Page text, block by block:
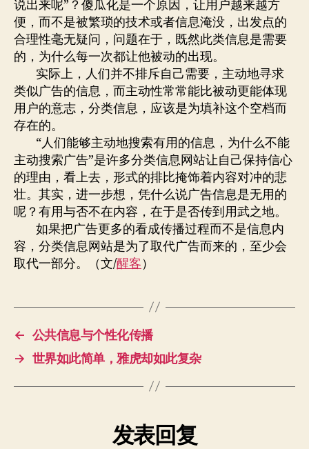
说出来呢”？傻瓜化是一个原因，让用户越来越方
便，而不是被繁琐的技术或者信息淹没，出发点的
合理性毫无疑问，问题在于，既然此类信息是需要
的，为什么每一次都让他被动的出现。
实际上，人们并不排斥自己需要，主动地寻求
类似广告的信息，而主动性常常能比被动更能体现
用户的意志，分类信息，应该是为填补这个空档而
存在的。
“人们能够主动地搜索有用的信息，为什么不能
主动搜索广告”是许多分类信息网站让自己保持信心
的理由，看上去，形式的排比掩饰着内容对冲的悲
壮。其实，进一步想，凭什么说广告信息是无用的
呢？有用与否不在内容，在于是否传到用武之地。
如果把广告更多的看成传播过程而不是信息内
容，分类信息网站是为了取代广告而来的，至少会
取代一部分。（文/醒客）
← 公共信息与个性化传播
→ 世界如此简单，雅虎却如此复杂
发表回复